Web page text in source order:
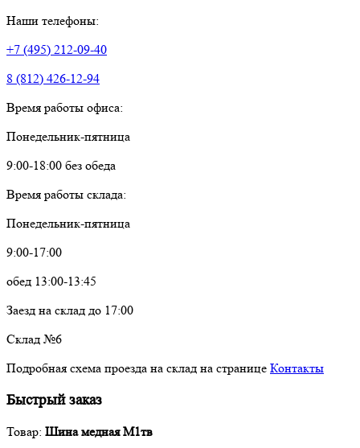
Наши телефоны:
+7 (495) 212-09-40
8 (812) 426-12-94
Время работы офиса:
Понедельник-пятница
9:00-18:00 без обеда
Время работы склада:
Понедельник-пятница
9:00-17:00
обед 13:00-13:45
Заезд на склад до 17:00
Склад №6
Подробная схема проезда на склад на странице Контакты
Быстрый заказ
Товар: Шина медная М1тв